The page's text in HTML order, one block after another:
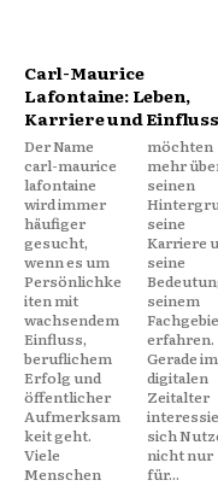
Carl-Maurice
Lafontaine: Leben,
Karriere und Einfluss
Der Name
carl-maurice
lafontaine
wird immer
häufiger
gesucht,
wenn es um
Persönlichke
iten mit
wachsendem
Einfluss,
beruflichem
Erfolg und
öffentlicher
Aufmerksam
keit geht.
Viele
Menschen
möchten
mehr über
seinen
Hintergrund,
seine
Karriere und
seine
Bedeutung in
seinem
Fachgebiet
erfahren.
Gerade im
digitalen
Zeitalter
interessieren
sich Nutzer
nicht nur
für...